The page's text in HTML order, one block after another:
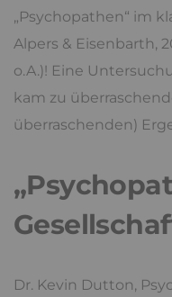
„Psychopathen“ im
Alpers & Eisenbarth,
o.A.)! Eine
kam zu
überraschenden)
Dr. Kevin Dutton,